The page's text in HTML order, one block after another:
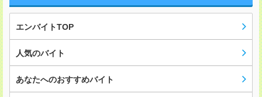
エンバイトTOP
人気のバイト
あなたへのおすすめバイト